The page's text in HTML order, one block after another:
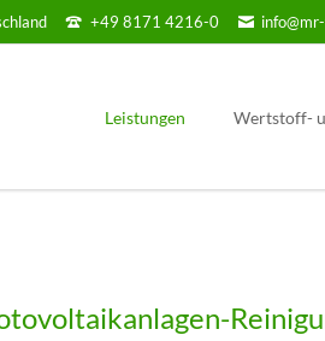
+49 8171 4216-0
Leistungen
Garten / Landschaftsbau /
Wertstoff-
Geretsried